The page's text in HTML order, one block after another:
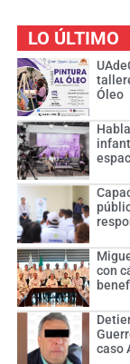
LO ÚLTIMO
Óleo
con
caso